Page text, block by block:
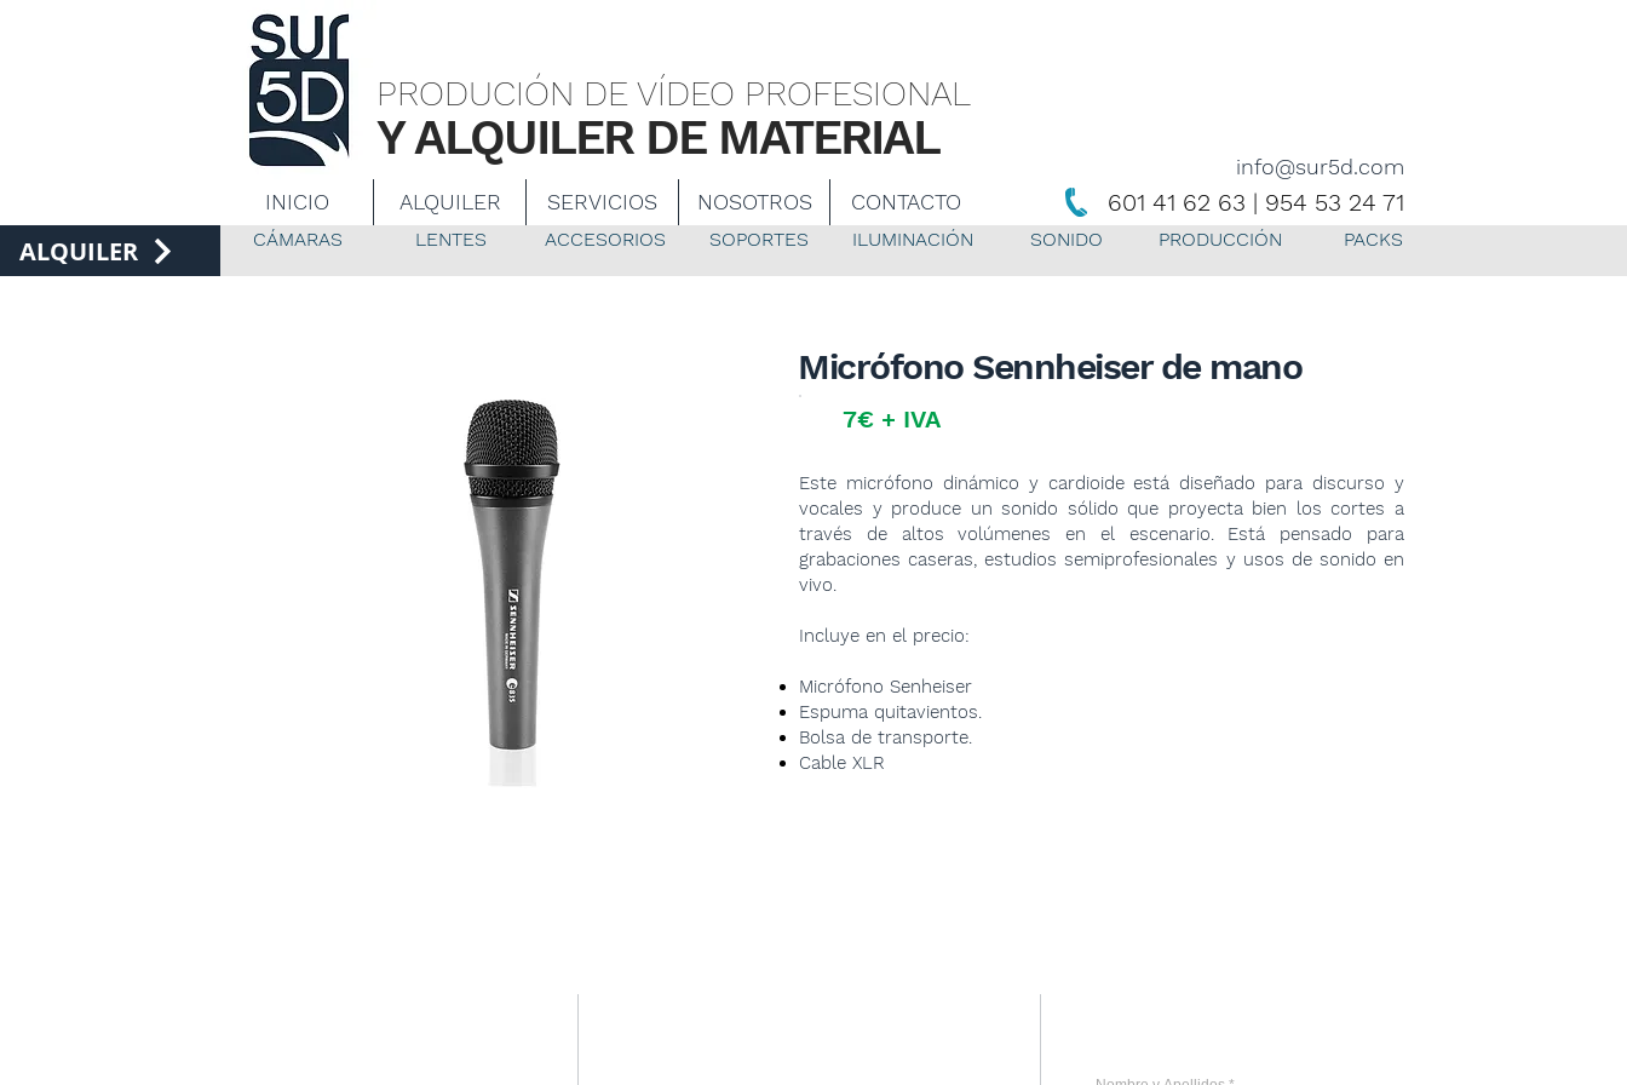
PRODUCIÓN DE VÍDEO PROFESIONAL
Y ALQUILER DE MATERIAL
info@sur5d.com
INICIO
ALQUILER SERVICIOS NOSOTROS CONTACTO 601 41 62 63 | 954 53 24 71
ALQUILER CÁMARAS LENTES ACCESORIOS SOPORTES ILUMINACIÓN SONIDO PRODUCCIÓN PACKS
Micrófono Sennheiser de mano
7€ + IVA
Este micrófono dinámico y cardioide está diseñado para discurso y
vocales y produce un sonido sólido que proyecta bien los cortes a
través de altos volúmenes en el escenario. Está pensado para
grabaciones caseras, estudios semiprofesionales y usos de sonido en
vivo.
Incluye en el precio:
Micrófono Senheiser
Espuma quitavientos.
Bolsa de transporte.
Cable XLR